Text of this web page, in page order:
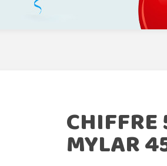
MYLAR